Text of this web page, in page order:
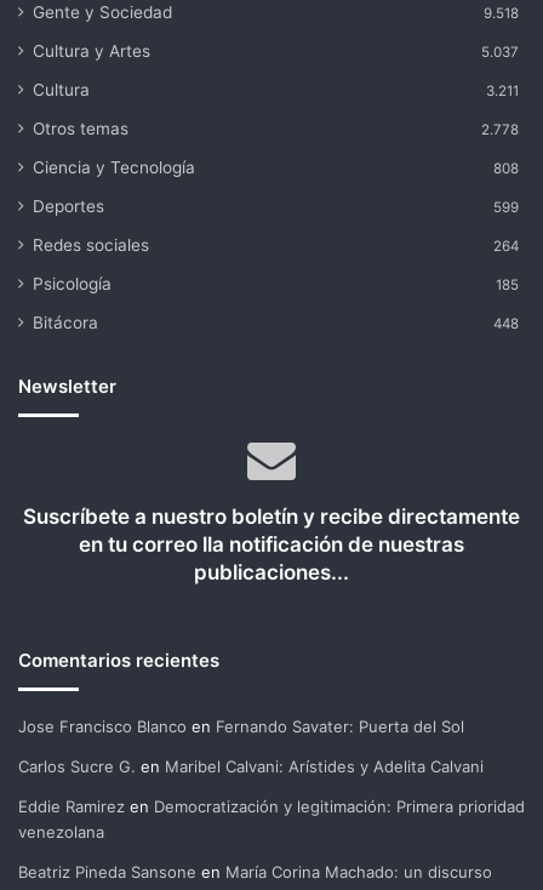
Gente y Sociedad 9.518
Cultura y Artes 5.037
Cultura 3.211
Otros temas 2.778
Ciencia y Tecnología 808
Deportes 599
Redes sociales 264
Psicología 185
Bitácora 448
Newsletter
Suscríbete a nuestro boletín y recibe directamente
en tu correo lla notificación de nuestras
publicaciones...
Comentarios recientes
Jose Francisco Blanco en Fernando Savater: Puerta del Sol
Carlos Sucre G. en Maribel Calvani: Arístides y Adelita Calvani
Eddie Ramirez en Democratización y legitimación: Primera prioridad
venezolana
Beatriz Pineda Sansone en María Corina Machado: un discurso